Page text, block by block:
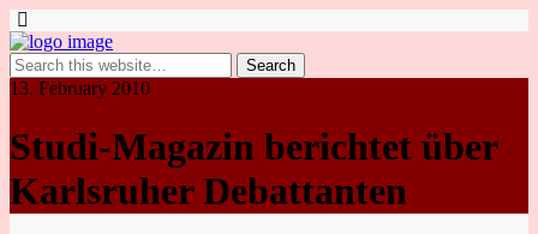
13. February 2010
Studi-Magazin berichtet über
Karlsruher Debattanten